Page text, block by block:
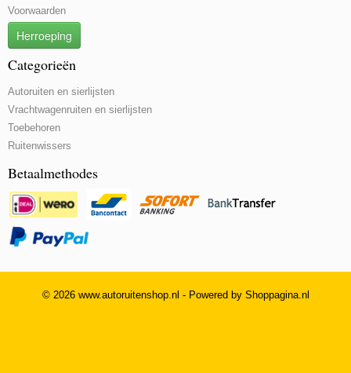
Voorwaarden
Herroeping
Categorieën
Autoruiten en sierlijsten
Vrachtwagenruiten en sierlijsten
Toebehoren
Ruitenwissers
Betaalmethodes
© 2026 www.autoruitenshop.nl - Powered by Shoppagina.nl